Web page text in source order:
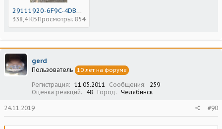
29111920-6F9C-4DB4-97DA-553F4D132334.jpeg
338,4 КБ Просмотры: 854
gerd
Пользователь 10 лет на форуме
Регистрация 11.05.2011 Сообщения
259
Оценка реакций
48 Город Челябинск
24.11.2019 #90